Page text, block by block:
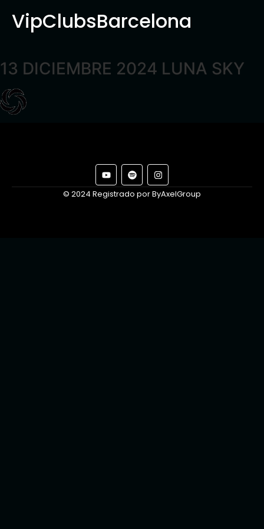
VipClubsBarcelona
13 DICIEMBRE 2024 LUNA SKY
© 2024 Registrado por ByAxelGroup